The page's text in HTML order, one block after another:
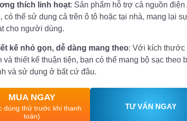
thích linh hoạt: Sản phẩm hỗ trợ cả nguồn điện
có thể sử dụng cả trên ô tô hoặc tại nhà, mang lại
cho người dùng.
kế nhỏ gọn, dễ dàng mang theo: Với kích thước
và thiết kế thuận tiện, bạn có thể mang bộ sạc theo
và sử dụng ở bất cứ đâu.
MUA NGAY
dùng thử trước khi thanh
toán)
TƯ VẤN NGAY